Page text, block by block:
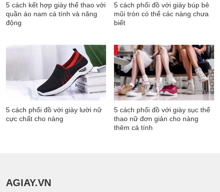
5 cách kết hợp giày thể thao với
quần áo nam cá tính và năng
động
5 cách phối đồ với giày búp bê
mũi tròn có thể các nàng chưa
biết
5 cách phối đồ với giày lười nữ
cực chất cho nàng
5 cách phối đồ với giày sục thể
thao nữ đơn giản cho nàng
thêm cá tính
AGIAY.VN